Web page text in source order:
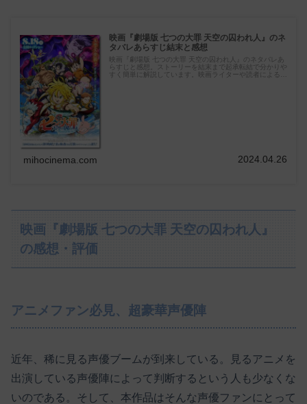
映画『劇場版 七つの大罪 天空の囚われ人』のネ
タバレあらすじ結末と感想
映画『劇場版 七つの大罪 天空の囚われ人』のネタバレあ
らすじと感想。ストーリーを結末まで起承転結で分かりや
すく簡単に解説しています。映画ライターや読者による映
mihocinema.com 2024.04.26
映画『劇場版 七つの大罪 天空の囚われ人』
の感想・評価
アニメファン必見、超豪華声優陣
近年、稀に見る声優ブームが到来している。見るアニメを
出演している声優陣によって判断するという人も少なくな
いのである。そして、本作品はそんな声優ファンにとって